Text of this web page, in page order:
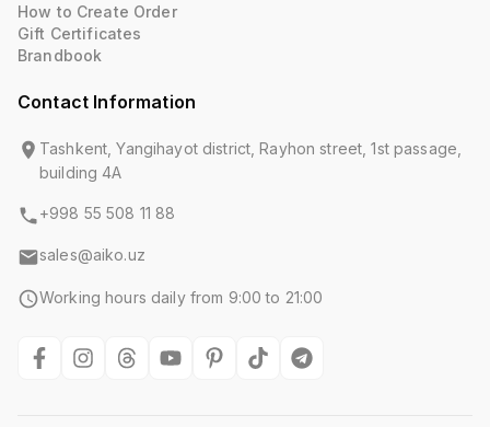
How to Create Order
Gift Certificates
Brandbook
Contact Information
Tashkent, Yangihayot district, Rayhon street, 1st passage,
building 4A
+998 55 508 11 88
sales@aiko.uz
Working hours daily from 9:00 to 21:00